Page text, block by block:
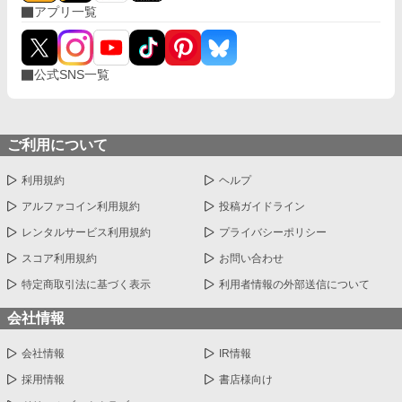
アプリ一覧
公式SNS一覧
ご利用について
利用規約 ヘルプ
アルファコイン利用規約 投稿ガイドライン
レンタルサービス利用規約 プライバシーポリシー
スコア利用規約 お問い合わせ
特定商取引法に基づく表示 利用者情報の外部送信について
会社情報
会社情報 IR情報
採用情報 書店様向け